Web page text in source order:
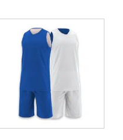
Questo
prodotto
varianti.
opzioni